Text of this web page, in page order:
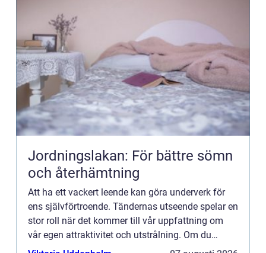
Jordningslakan: För bättre sömn
och återhämtning
Att ha ett vackert leende kan göra underverk för
ens självförtroende. Tändernas utseende spelar en
stor roll när det kommer till vår uppfattning om
vår egen attraktivitet och utstrålning. Om du
käm...